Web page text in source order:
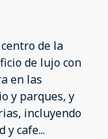
de la
de lujo con
en las
y parques, y
incluyendo
y cafe...